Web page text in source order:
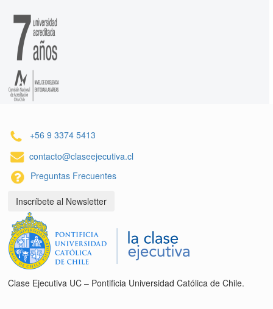
+56 9 3374 5413
contacto@claseejecutiva.cl
Preguntas Frecuentes
Inscríbete al Newsletter
Clase Ejecutiva UC – Pontificia Universidad Católica de Chile.